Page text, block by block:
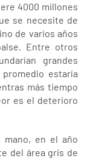
4000 millones
se necesite de
de varios años
Entre otros
grandes
estaría
más tiempo
es el deterioro
mano, en el año
del área gris de